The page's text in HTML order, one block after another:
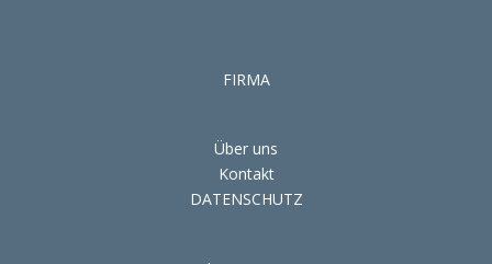
FIRMA
Über uns
Kontakt
DATENSCHUTZ